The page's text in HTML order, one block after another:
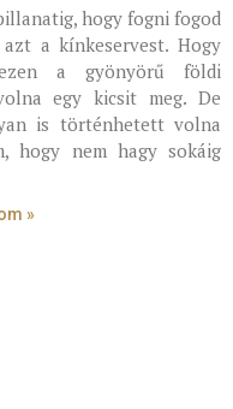
hogy fogni fogod
a kínkeservest. Hogy
a gyönyörű földi
egy kicsit meg. De
is történhetett volna
hogy nem hagy sokáig
»